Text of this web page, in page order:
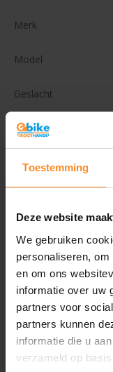
Toestemming
Deze website
We gebruiken
personaliseren,
en om ons
informatie over uw
partners voor
partners kunnen
informatie die u
verzameld op
Merk
Model
Geslacht
Framemaat
Accu positie
Versnellingen
Wielmaat